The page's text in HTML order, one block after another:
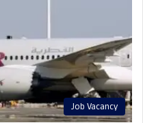
Job Vacancy